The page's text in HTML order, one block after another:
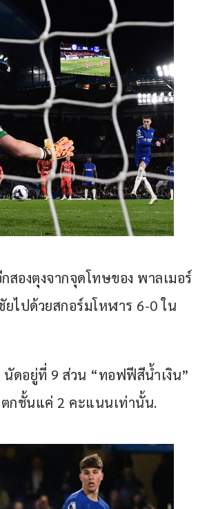
สองตุงจากจุดโทษของ พาลเมอร์
ไปด้วยสกอร์มโหฬาร 6-0 ใน
ดอยู่ที่ 9 ส่วน “ทอฟฟีสีน้ำเงิน”
กชั้นแค่ 2 คะแนนเท่านั้น.